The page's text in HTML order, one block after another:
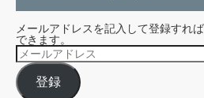
メールアドレスを記入して登録すれ
できます。
メ
ー
ル
ア
ド
登録